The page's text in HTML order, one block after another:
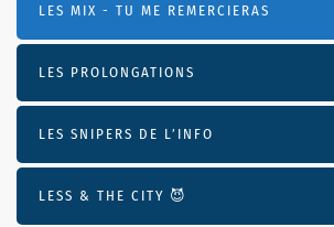
LES MIX - TU ME REMERCIERAS
LES PROLONGATIONS
LES SNIPERS DE L’INFO
LESS & THE CITY 😈